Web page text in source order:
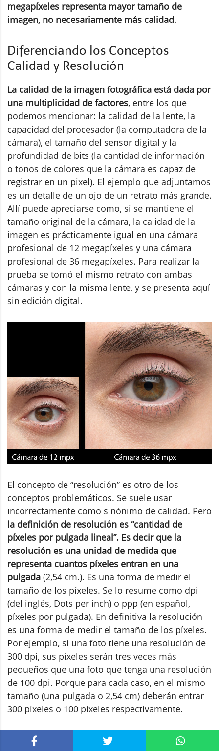
megapíxeles representa mayor tamaño de
imagen, no necesariamente más calidad.
Diferenciando los Conceptos
Calidad y Resolución
La calidad de la imagen fotográfica está dada por
una multiplicidad de factores, entre los que
podemos mencionar: la calidad de la lente, la
capacidad del procesador (la computadora de la
cámara), el tamaño del sensor digital y la
profundidad de bits (la cantidad de información
o tonos de colores que la cámara es capaz de
registrar en un pixel). El ejemplo que adjuntamos
es un detalle de un ojo de un retrato más grande.
Allí puede apreciarse como, si se mantiene el
tamaño original de la cámara, la calidad de la
imagen es prácticamente igual en una cámara
profesional de 12 megapíxeles y una cámara
profesional de 36 megapíxeles. Para realizar la
prueba se tomó el mismo retrato con ambas
cámaras y con la misma lente, y se presenta aquí
sin edición digital.
El concepto de “resolución” es otro de los
conceptos problemáticos. Se suele usar
incorrectamente como sinónimo de calidad. Pero
la definición de resolución es “cantidad de
píxeles por pulgada lineal”. Es decir que la
resolución es una unidad de medida que
representa cuantos píxeles entran en una
pulgada (2,54 cm.). Es una forma de medir el
tamaño de los píxeles. Se lo resume como dpi
(del inglés, Dots per inch) o ppp (en español,
píxeles por pulgada). En definitiva la resolución
es una forma de medir el tamaño de los píxeles.
Por ejemplo, si una foto tiene una resolución de
300 dpi, sus píxeles serán tres veces más
pequeños que una foto que tenga una resolución
de 100 dpi. Porque para cada caso, en el mismo
tamaño (una pulgada o 2,54 cm) deberán entrar
300 pixeles o 100 pixeles respectivamente.
Ahora bien,
el secreto para obtener mejor calidad